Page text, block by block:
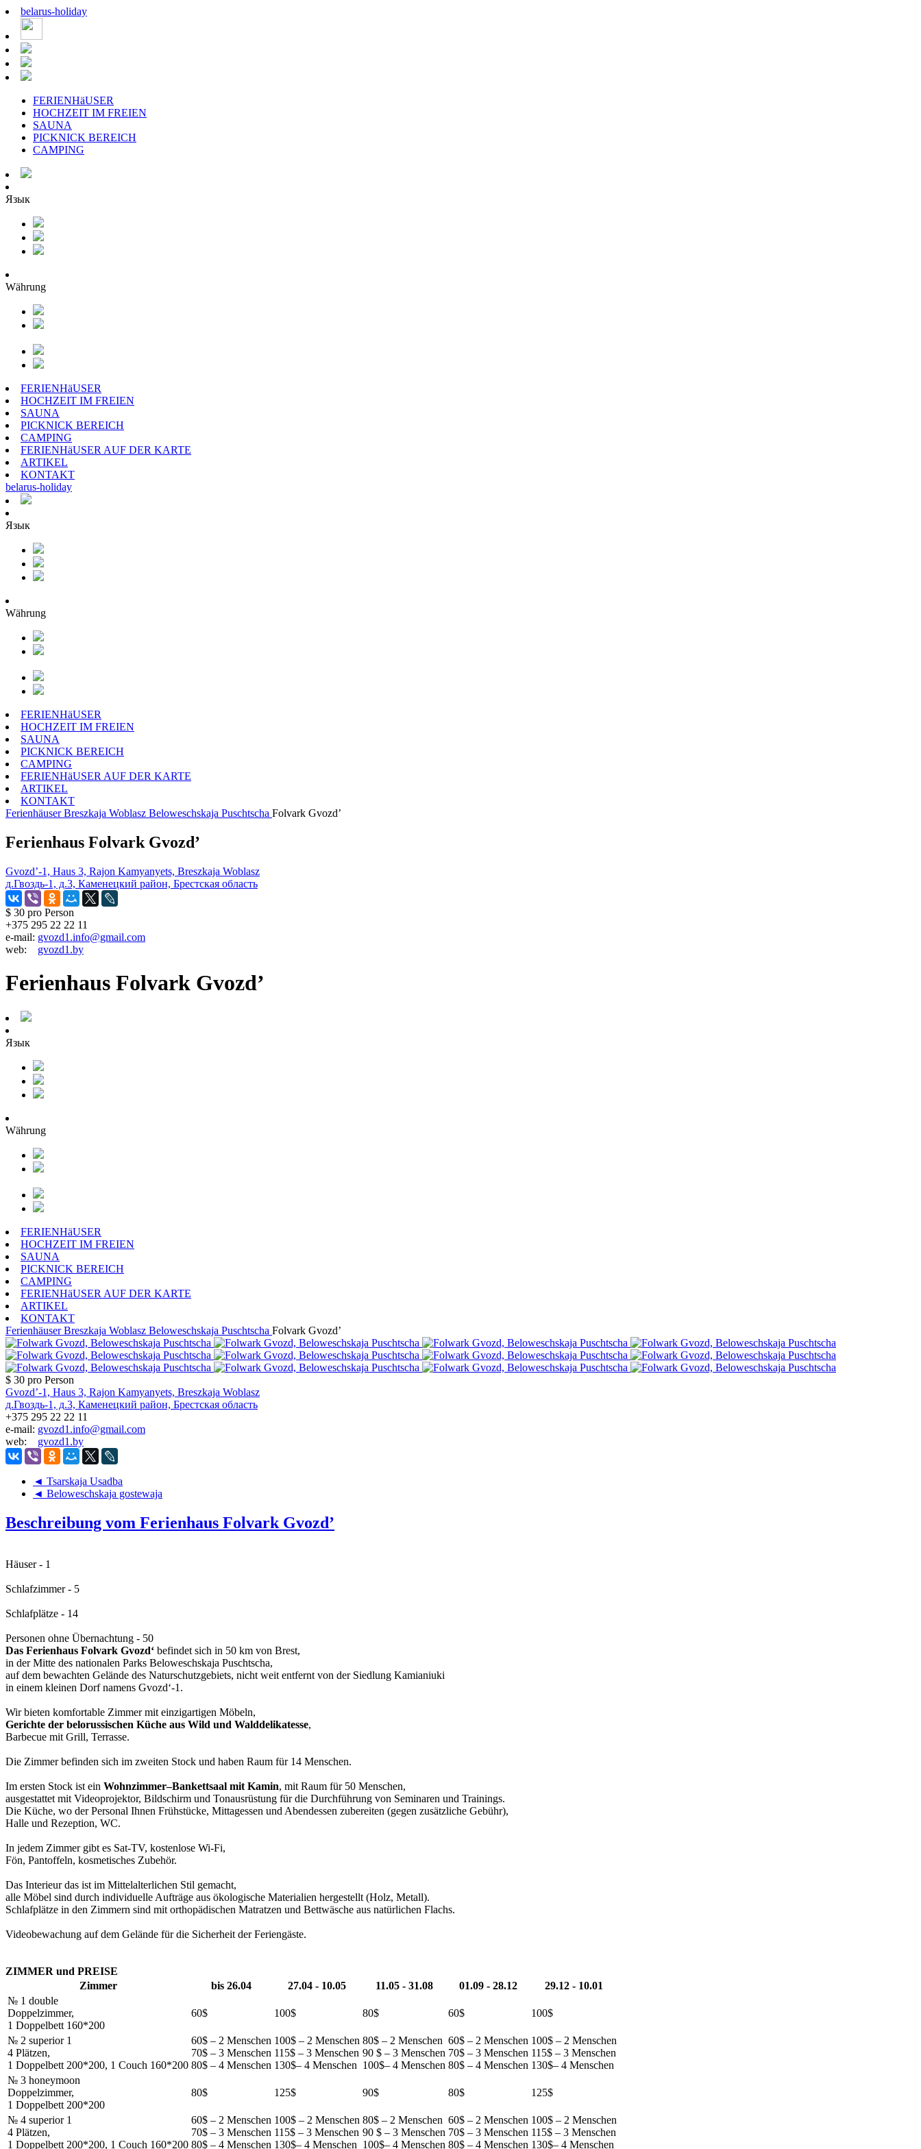
belarus-holiday
FERIENHäUSER
HOCHZEIT IM FREIEN
SAUNA
PICKNICK BEREICH
CAMPING
Язык
Währung
FERIENHäUSER
HOCHZEIT IM FREIEN
SAUNA
PICKNICK BEREICH
CAMPING
FERIENHäUSER AUF DER KARTE
ARTIKEL
KONTAKT
belarus-holiday
Язык
Währung
FERIENHäUSER
HOCHZEIT IM FREIEN
SAUNA
PICKNICK BEREICH
CAMPING
FERIENHäUSER AUF DER KARTE
ARTIKEL
KONTAKT
Ferienhäuser Breszkaja Woblasz Beloweschskaja Puschtscha Folvark Gvozd’
Ferienhaus Folvark Gvozd’
Gvozd’-1, Haus 3, Rajon Kamyanyets, Breszkaja Woblasz
д.Гвоздь-1, д.3, Каменецкий район, Брестская область
$ 30 pro Person
+375 295 22 22 11
e-mail: gvozd1.info@gmail.com
web: gvozd1.by
Ferienhaus Folvark Gvozd’
Язык
Währung
FERIENHäUSER
HOCHZEIT IM FREIEN
SAUNA
PICKNICK BEREICH
CAMPING
FERIENHäUSER AUF DER KARTE
ARTIKEL
KONTAKT
Ferienhäuser Breszkaja Woblasz Beloweschskaja Puschtscha Folvark Gvozd’
$ 30 pro Person
Gvozd’-1, Haus 3, Rajon Kamyanyets, Breszkaja Woblasz
д.Гвоздь-1, д.3, Каменецкий район, Брестская область
+375 295 22 22 11
e-mail: gvozd1.info@gmail.com
web: gvozd1.by
◄ Tsarskaja Usadba
◄ Beloweschskaja gostewaja
Beschreibung vom Ferienhaus Folvark Gvozd’
Häuser - 1
Schlafzimmer - 5
Schlafplätze - 14
Personen ohne Übernachtung - 50
Das Ferienhaus Folvark Gvozd‘ befindet sich in 50 km von Brest,
in der Mitte des nationalen Parks Beloweschskaja Puschtscha,
auf dem bewachten Gelände des Naturschutzgebiets, nicht weit entfernt von der Siedlung Kamianiuki
in einem kleinen Dorf namens Gvozd‘-1.
Wir bieten komfortable Zimmer mit einzigartigen Möbeln,
Gerichte der belorussischen Küche aus Wild und Walddelikatesse,
Barbecue mit Grill, Terrasse.
Die Zimmer befinden sich im zweiten Stock und haben Raum für 14 Menschen.
Im ersten Stock ist ein Wohnzimmer–Bankettsaal mit Kamin, mit Raum für 50 Menschen,
ausgestattet mit Videoprojektor, Bildschirm und Tonausrüstung für die Durchführung von Seminaren und Trainings.
Die Küche, wo der Personal Ihnen Frühstücke, Mittagessen und Abendessen zubereiten (gegen zusätzliche Gebühr),
Halle und Rezeption, WC.
In jedem Zimmer gibt es Sat-TV, kostenlose Wi-Fi,
Fön, Pantoffeln, kosmetisches Zubehör.
Das Interieur das ist im Mittelalterlichen Stil gemacht,
alle Möbel sind durch individuelle Aufträge aus ökologische Materialien hergestellt (Holz, Metall).
Schlafplätze in den Zimmern sind mit orthopädischen Matratzen und Bettwäsche aus natürlichen Flachs.
Videobewachung auf dem Gelände für die Sicherheit der Feriengäste.
ZIMMER und PREISE
Zimmer
bis 26.04 27.04 - 10.05 11.05 - 31.08 01.09 - 28.12
29.12 - 10.01
№ 1 double
Doppelzimmer,
1 Doppelbett 160*200
60$ 100$ 80$ 60$ 100$
№ 2 superior 1
4 Plätzen,
1 Doppelbett 200*200, 1 Couch 160*200
60$ – 2 Menschen
70$ – 3 Menschen
80$ – 4 Menschen
100$ – 2 Menschen
115$ – 3 Menschen
130$– 4 Menschen
80$ – 2 Menschen
90 $ – 3 Menschen
100$– 4 Menschen
60$ – 2 Menschen
70$ – 3 Menschen
80$ – 4 Menschen
100$ – 2 Menschen
115$ – 3 Menschen
130$– 4 Menschen
№ 3 honeymoon
Doppelzimmer,
1 Doppelbett 200*200
80$ 125$ 90$ 80$ 125$
№ 4 superior 1
4 Plätzen,
1 Doppelbett 200*200, 1 Couch 160*200
60$ – 2 Menschen
70$ – 3 Menschen
80$ – 4 Menschen
100$ – 2 Menschen
115$ – 3 Menschen
130$– 4 Menschen
80$ – 2 Menschen
90 $ – 3 Menschen
100$– 4 Menschen
60$ – 2 Menschen
70$ – 3 Menschen
80$ – 4 Menschen
100$ – 2 Menschen
115$ – 3 Menschen
130$– 4 Menschen